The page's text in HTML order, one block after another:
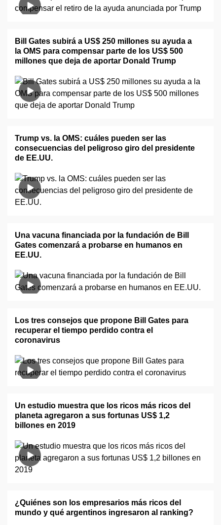
Bill Gates subirá a US$ 250 millones su ayuda a
la OMS para compensar parte de los US$ 500
millones que deja de aportar Donald Trump
Trump vs. la OMS: cuáles pueden ser las
consecuencias del peligroso giro del presidente
de EE.UU.
Una vacuna financiada por la fundación de Bill
Gates comenzará a probarse en humanos en
EE.UU.
Los tres consejos que propone Bill Gates para
recuperar el tiempo perdido contra el
coronavirus
Un estudio muestra que los ricos más ricos del
planeta agregaron a sus fortunas US$ 1,2
billones en 2019
¿Quiénes son los empresarios más ricos del
mundo y qué argentinos ingresaron al ranking?